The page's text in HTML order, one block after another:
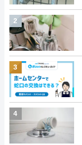
2
3
4